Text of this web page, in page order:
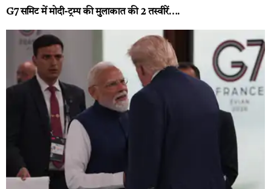
G7 समिट में मोदी-ट्रम्प की मुलाकात की 2 तस्वीरें….